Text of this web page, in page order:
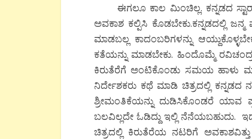
ಈಗಲೂ ಕಾಲ ಮಿಂಚಿಲ್ಲ. ಕನ್ನಡದ ಸ್ಟಾರ್
ಅವಕಾಶ ಕಲ್ಪಿಸಿ ಕೊಡಬೇಕು.ಕನ್ನಡದಲ್ಲಿ
ಮಾಡಬಲ್ಲ ಕಾದಂಬರಿಗಳನ್ನು
ಕತೆಯನ್ನು ಮಾಡಬೇಕು. ಹಿಂದೊಮ್ಮೆ
ಕಿರುತೆರೆಗೆ ಅಂಟಿಕೊಂಡು ಸಮಯ ಹಾಳು
ನಿರ್ದೇಶಕರು ಕಥೆ ಮಾಡಿ ಚಿತ್ರದಲ್ಲಿ
ಶ್ರೀಮಂತಿಕೆಯನ್ನು ದುಡಿಸಿಕೊಂಡರೆ
ಬಲವಿಲ್ಲದೇ ಓಡಿದ್ದು ಇಲ್ಲಿ ನೆನೆಯಬಹುದು.
ಚಿತ್ರದಲ್ಲಿ ಕಿರುತೆರೆಯ ನಟರಿಗೆ